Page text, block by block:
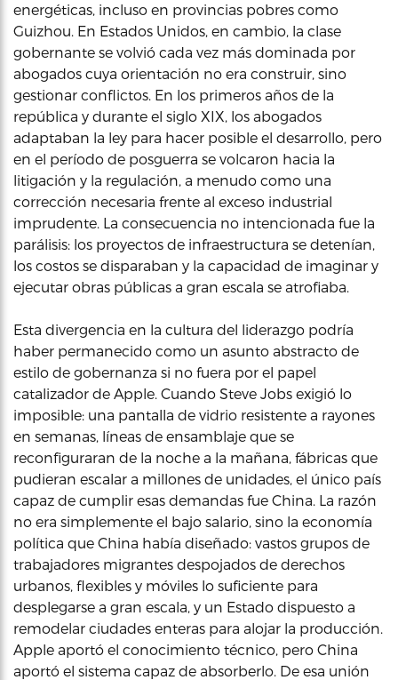
energéticas, incluso en provincias pobres como
Guizhou. En Estados Unidos, en cambio, la clase
gobernante se volvió cada vez más dominada por
abogados cuya orientación no era construir, sino
gestionar conflictos. En los primeros años de la
república y durante el siglo XIX, los abogados
adaptaban la ley para hacer posible el desarrollo, pero
en el período de posguerra se volcaron hacia la
litigación y la regulación, a menudo como una
corrección necesaria frente al exceso industrial
imprudente. La consecuencia no intencionada fue la
parálisis: los proyectos de infraestructura se detenían,
los costos se disparaban y la capacidad de imaginar y
ejecutar obras públicas a gran escala se atrofiaba.
Esta divergencia en la cultura del liderazgo podría
haber permanecido como un asunto abstracto de
estilo de gobernanza si no fuera por el papel
catalizador de Apple. Cuando Steve Jobs exigió lo
imposible: una pantalla de vidrio resistente a rayones
en semanas, líneas de ensamblaje que se
reconfiguraran de la noche a la mañana, fábricas que
pudieran escalar a millones de unidades, el único país
capaz de cumplir esas demandas fue China. La razón
no era simplemente el bajo salario, sino la economía
política que China había diseñado: vastos grupos de
trabajadores migrantes despojados de derechos
urbanos, flexibles y móviles lo suficiente para
desplegarse a gran escala, y un Estado dispuesto a
remodelar ciudades enteras para alojar la producción.
Apple aportó el conocimiento técnico, pero China
aportó el sistema capaz de absorberlo. De esa unión